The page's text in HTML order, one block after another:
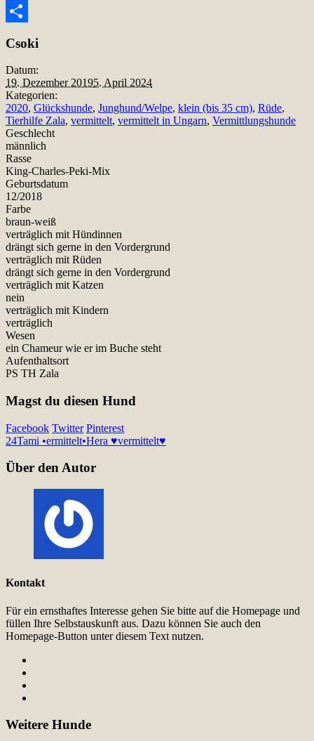
Snapchat
Csoki
Datum:
19. Dezember 20195. April 2024
Kategorien:
2020, Glückshunde, Junghund/Welpe, klein (bis 35 cm), Rüde,
Tierhilfe Zala, vermittelt, vermittelt in Ungarn, Vermittlungshunde
Geschlecht
männlich
Rasse
King-Charles-Peki-Mix
Geburtsdatum
12/2018
Farbe
braun-weiß
verträglich mit Hündinnen
drängt sich gerne in den Vordergrund
verträglich mit Rüden
drängt sich gerne in den Vordergrund
verträglich mit Katzen
nein
verträglich mit Kindern
verträglich
Wesen
ein Chameur wie er im Buche steht
Aufenthaltsort
PS TH Zala
Magst du diesen Hund
Facebook Twitter Pinterest
24Tami •ermittelt•Hera ♥vermittelt♥
Über den Autor
Kontakt
Für ein ernsthaftes Interesse gehen Sie bitte auf die Homepage und
füllen Ihre Selbstauskunft aus. Dazu können Sie auch den
Homepage-Button unter diesem Text nutzen.
Weitere Hunde